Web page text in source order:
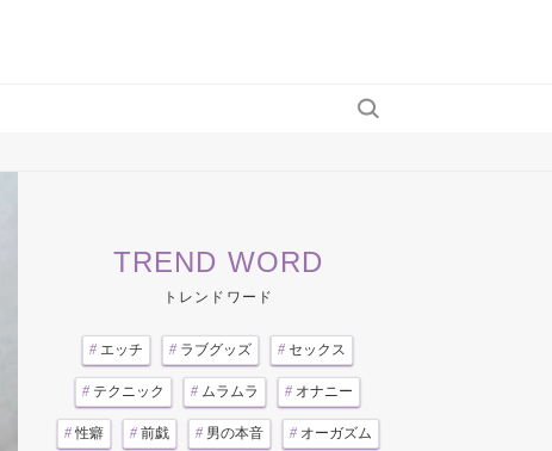
TREND WORD
トレンドワード
# エッチ # ラブグッズ # セックス
# テクニック # ムラムラ # オナニー
# 性癖 # 前戯 # 男の本音 # オーガズム